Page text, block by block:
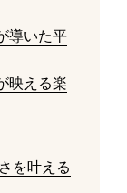
導いた平
映える楽
を叶える